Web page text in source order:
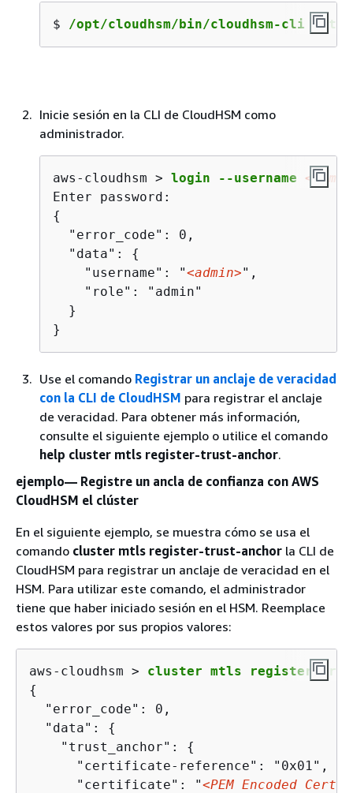
$ /opt/cloudhsm/bin/cloudhsm-cli
Inicie sesión en la CLI de CloudHSM como
administrador.
aws-cloudhsm > login --username
{
  "error_code": 0,
  "data":
{
    "username": "
<admin>",
    "role": "admin"
  }
}
Use el comando Registrar un anclaje de veracidad
con la CLI de CloudHSM para registrar el anclaje
de veracidad. Para obtener más información,
consulte el siguiente ejemplo o utilice el comando
help cluster mtls register-trust-anchor.
ejemplo— Registre un ancla de confianza con AWS
CloudHSM el clúster
En el siguiente ejemplo, se muestra cómo se usa el
comando cluster mtls register-trust-anchor la CLI de
CloudHSM para registrar un anclaje de veracidad en el
HSM. Para utilizar este comando, el administrador
tiene que haber iniciado sesión en el HSM. Reemplace
estos valores por sus propios valores:
aws-cloudhsm > cluster mtls register-
{
  "error_code": 0,
  "data":
{
    "trust_anchor":
{
      "certificate-reference": "0x01",
      "certificate": "
<PEM Encoded